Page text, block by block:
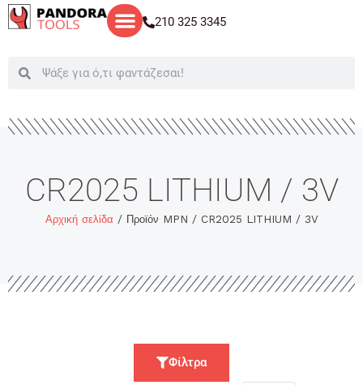
Μετάβαση
στο
210 325 3345
SearchSearch
CR2025 LITHIUM / 3V
Αρχική σελίδα / Προϊόν MPN / CR2025 LITHIUM / 3V
Φίλτρα